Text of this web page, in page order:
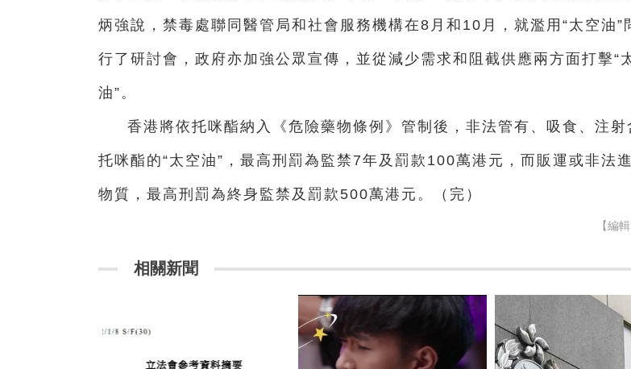
炳強說，禁毒處聯同醫管局和社會服務機構在8月和10月，就濫用“太空油”
行了研討會，政府亦加強公眾宣傳，並從減少需求和阻截供應兩方面打擊“
油”。
香港將依托咪酯納入《危險藥物條例》管制後，非法管有、吸食、注射
托咪酯的“太空油”，最高刑罰為監禁7年及罰款100萬港元，而販運或非法
物質，最高刑罰為終身監禁及罰款500萬港元。（完）
【編
相關新聞